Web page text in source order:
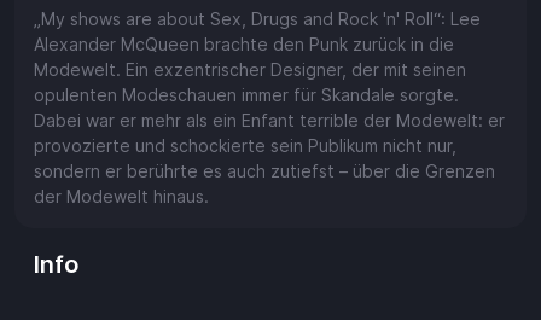
„My shows are about Sex, Drugs and Rock 'n' Roll“: Lee
Alexander McQueen brachte den Punk zurück in die
Modewelt. Ein exzentrischer Designer, der mit seinen
opulenten Modeschauen immer für Skandale sorgte.
Dabei war er mehr als ein Enfant terrible der Modewelt: er
provozierte und schockierte sein Publikum nicht nur,
sondern er berührte es auch zutiefst – über die Grenzen
der Modewelt hinaus.
Info